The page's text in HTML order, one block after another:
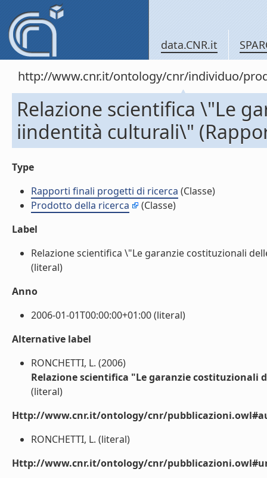
data.CNR.it
http://www.cnr.it/ontology/cnr/individuo/
Relazione scientifica \"Le
iindentità culturali\"
Type
Rapporti finali progetti di ricerca (Classe)
Prodotto della ricerca
(Classe)
Label
Relazione scientifica \"Le garanzie costituzionali
(literal)
Anno
2006-01-01T00:00:00+01:00 (literal)
Alternative label
RONCHETTI, L. (2006)
Relazione scientifica "Le garanzie
(literal)
Http://www.cnr.it/ontology/cnr/
RONCHETTI, L. (literal)
Http://www.cnr.it/ontology/cnr/